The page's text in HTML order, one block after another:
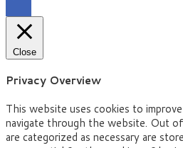
Close
Privacy Overview
This website uses cookies to
navigate through the website. Out
are categorized as necessary are